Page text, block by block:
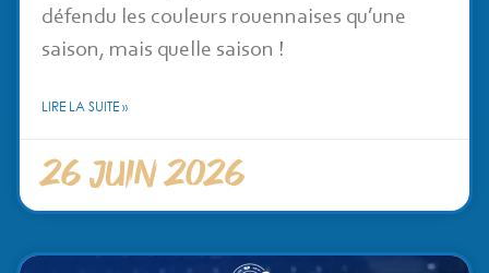
défendu les couleurs rouennaises qu’une
saison, mais quelle saison !
LIRE LA SUITE »
26 juin 2026